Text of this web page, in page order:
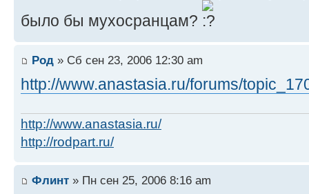
было бы мухосранцам?
Род » Сб сен 23, 2006 12:30 am
http://www.anastasia.ru/forums/
http://www.anastasia.ru/
http://rodpart.ru/
Флинт » Пн сен 25, 2006 8:16 am